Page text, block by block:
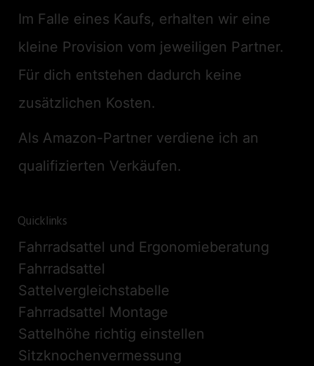
Im Falle eines Kaufs, erhalten wir eine
kleine Provision vom jeweiligen Partner.
Für dich entstehen dadurch keine
zusätzlichen Kosten.
Als Amazon-Partner verdiene ich an
qualifizierten Verkäufen.
Quicklinks
Fahrradsattel und Ergonomieberatung
Fahrradsattel
Sattelvergleichstabelle
Fahrradsattel Montage
Sattelhöhe richtig einstellen
Sitzknochenvermessung